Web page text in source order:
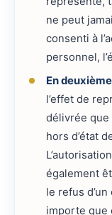
ne peut
consenti à
personnel,
En
l’effet de
délivrée que
hors d’état
également
le refus
importe que